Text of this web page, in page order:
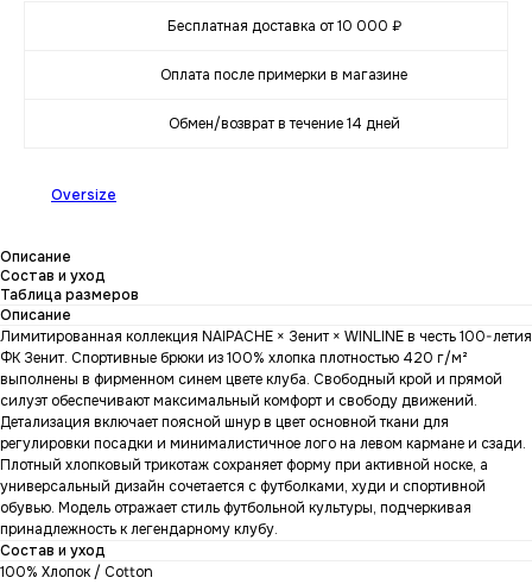
Бесплатная доставка от 10 000 ₽
Оплата после примерки в магазине
Обмен/возврат в течение 14 дней
Oversize
Описание
Состав и уход
Таблица размеров
Описание
Лимитированная коллекция NAIPACHE × Зенит × WINLINE в честь 100-летия
ФК Зенит. Спортивные брюки из 100% хлопка плотностью 420 г/м²
выполнены в фирменном синем цвете клуба. Свободный крой и прямой
силуэт обеспечивают максимальный комфорт и свободу движений.
Детализация включает поясной шнур в цвет основной ткани для
регулировки посадки и минималистичное лого на левом кармане и сзади.
Плотный хлопковый трикотаж сохраняет форму при активной носке, а
универсальный дизайн сочетается с футболками, худи и спортивной
обувью. Модель отражает стиль футбольной культуры, подчеркивая
принадлежность к легендарному клубу.
Состав и уход
100% Хлопок / Cotton